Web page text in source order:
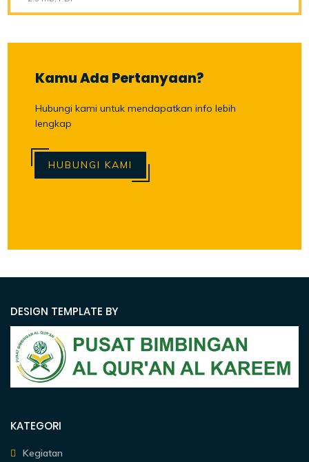
Kamu Ada Pertanyaan?
Hubungi kami untuk mendapatkan info lebih
lengkap
HUBUNGI KAMI
DESIGN TEMPLATE BY
KATEGORI
Kegiatan